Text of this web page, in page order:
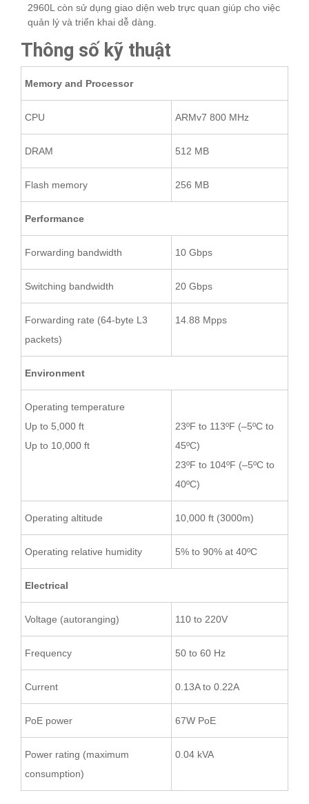
2960L còn sử dụng giao diện web trực quan giúp cho việc
quản lý và triển khai dễ dàng.
Thông số kỹ thuật
Memory and Processor
CPU ARMv7 800 MHz
DRAM 512 MB
Flash memory 256 MB
Performance
Forwarding bandwidth 10 Gbps
Switching bandwidth 20 Gbps
Forwarding rate (64-byte L3
packets)
14.88 Mpps
Environment
Operating temperature
Up to 5,000 ft
Up to 10,000 ft
23ºF to 113ºF (–5ºC to
45ºC)
23ºF to 104ºF (–5ºC to
40ºC)
Operating altitude 10,000 ft (3000m)
Operating relative humidity 5% to 90% at 40ºC
Electrical
Voltage (autoranging) 110 to 220V
Frequency 50 to 60 Hz
Current 0.13A to 0.22A
PoE power 67W PoE
Power rating (maximum
consumption)
0.04 kVA